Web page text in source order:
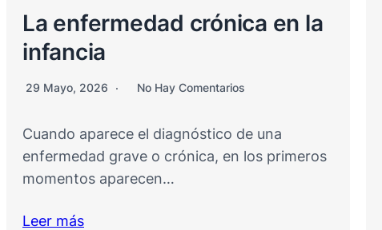
La enfermedad crónica en la
infancia
29 Mayo, 2026 No Hay Comentarios
Cuando aparece el diagnóstico de una
enfermedad grave o crónica, en los primeros
momentos aparecen…
Leer más